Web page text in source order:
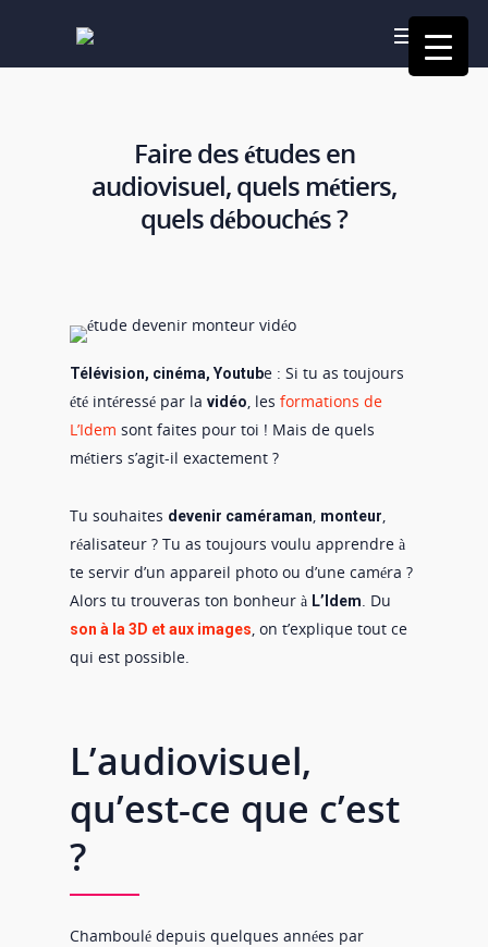
Faire des études en
audiovisuel, quels métiers,
quels débouchés ?
Télévision, cinéma, Youtube : Si tu as toujours
été intéressé par la vidéo, les formations de
L’Idem sont faites pour toi ! Mais de quels
métiers s’agit-il exactement ?
Tu souhaites devenir caméraman, monteur,
réalisateur ? Tu as toujours voulu apprendre à
te servir d’un appareil photo ou d’une caméra ?
Alors tu trouveras ton bonheur à L’Idem. Du
son à la 3D et aux images, on t’explique tout ce
qui est possible.
L’audiovisuel,
qu’est-ce que c’est
?
Chamboulé depuis quelques années par